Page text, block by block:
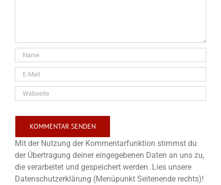
Mit der Nutzung der Kommentarfunktion stimmst du
der Übertragung deiner eingegebenen Daten an uns zu,
die verarbeitet und gespeichert werden. Lies unsere
Datenschutzerklärung (Menüpunkt Seitenende rechts)!